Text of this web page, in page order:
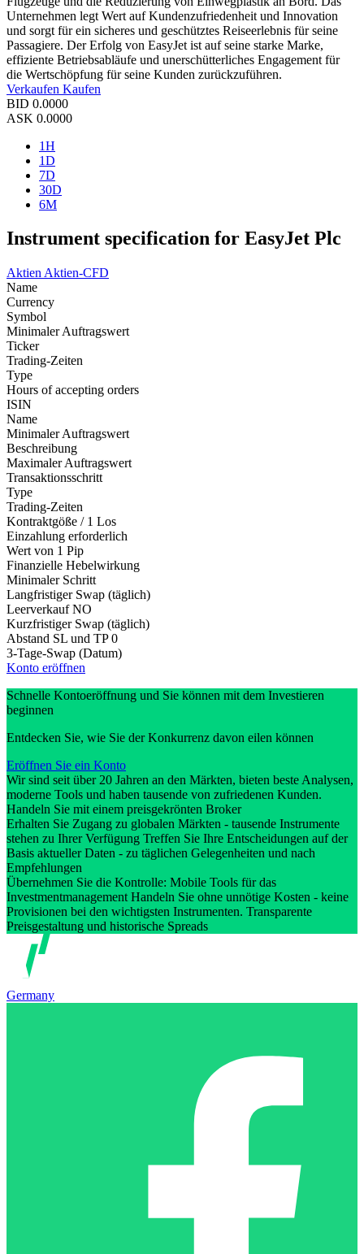
Unternehmen legt Wert auf Kundenzufriedenheit und Innovation
und sorgt für ein sicheres und geschütztes Reiseerlebnis für seine
Passagiere. Der Erfolg von EasyJet ist auf seine starke Marke,
effiziente Betriebsabläufe und unerschütterliches Engagement für
die Wertschöpfung für seine Kunden zurückzuführen.
Verkaufen Kaufen
BID 0.0000
ASK 0.0000
1H
1D
7D
30D
6M
Instrument specification for EasyJet Plc
Aktien Aktien-CFD
Name
Currency
Symbol
Minimaler Auftragswert
Ticker
Trading-Zeiten
Type
Hours of accepting orders
ISIN
Name
Minimaler Auftragswert
Beschreibung
Maximaler Auftragswert
Transaktionsschritt
Type
Trading-Zeiten
Kontraktgöße / 1 Los
Einzahlung erforderlich
Wert von 1 Pip
Finanzielle Hebelwirkung
Minimaler Schritt
Langfristiger Swap (täglich)
Leerverkauf NO
Kurzfristiger Swap (täglich)
Abstand SL und TP 0
3-Tage-Swap (Datum)
Konto eröffnen
Schnelle Kontoeröffnung und Sie können mit dem Investieren
beginnen
Entdecken Sie, wie Sie der Konkurrenz davon eilen können
Eröffnen Sie ein Konto
Wir sind seit über 20 Jahren an den Märkten, bieten beste Analysen,
moderne Tools und haben tausende von zufriedenen Kunden.
Handeln Sie mit einem preisgekrönten Broker
Erhalten Sie Zugang zu globalen Märkten - tausende Instrumente
stehen zu Ihrer Verfügung Treffen Sie Ihre Entscheidungen auf der
Basis aktueller Daten - zu täglichen Gelegenheiten und nach
Empfehlungen
Übernehmen Sie die Kontrolle: Mobile Tools für das
Investmentmanagement Handeln Sie ohne unnötige Kosten - keine
Provisionen bei den wichtigsten Instrumenten. Transparente
Preisgestaltung und historische Spreads
Germany